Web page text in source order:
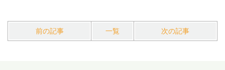
前の記事 一覧 次の記事